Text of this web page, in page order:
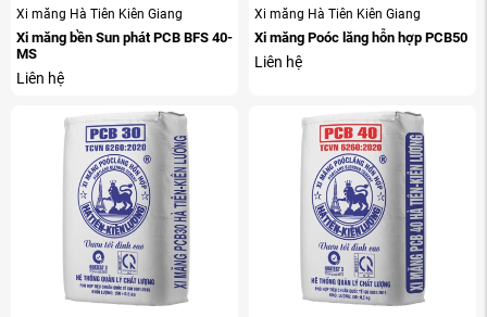
Xi măng Hà Tiên Kiên Giang
Xi măng bền Sun phát PCB BFS 40-
MS
Liên hệ
Xi măng Hà Tiên Kiên Giang
Xi măng Poóc lăng hỗn hợp PCB50
Liên hệ